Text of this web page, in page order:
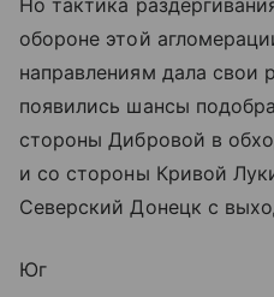
обороне этой
направлениям дала свои
появились шансы
стороны Дибровой в
и со стороны Кривой
Северский Донецк с
Юг